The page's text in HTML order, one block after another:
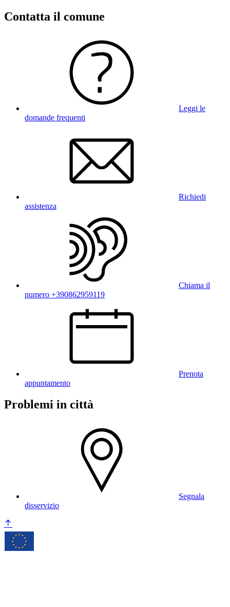
Contatta il comune
Leggi le
domande frequenti
Richiedi
assistenza
Chiama il
numero +390862959119
Prenota
appuntamento
Problemi in città
Segnala
disservizio